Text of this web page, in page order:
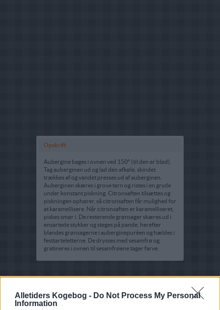
Alletiders Kogebog - Do Not Process My Personal
Information
Opskrift
Aubergine bages i ovnen ved 150° (til den er blød).
Tag auberginen ud og lad den afkøle, skindet
trækkes af og vandet presses ud af auberginen.
Auberginen skæres i grove tern og ristes i en gryde
under konstant piskning. Citronsaften tilsættes og
piskningen ophører, så citronsaften får mulighed for
at karamellisere. Når citronsaften er karamelliseret,
piskes smør i. De resterende grønsager skæres ud i
ensartede stykker og steges på pande, herefter
blandes grønsagerne i auberginepurèen og hældes i
festtarteletterne. De drysses med sesamfrø og
gratineres i ovnen til sesamfrøene tager farve.